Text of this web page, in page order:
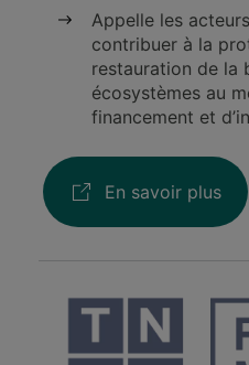
Appelle les
contribuer à la
restauration de la
écosystèmes au
financement et
En savoir plus